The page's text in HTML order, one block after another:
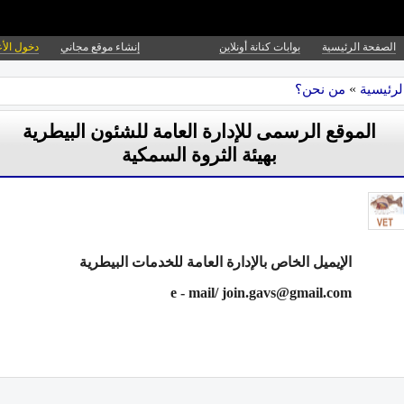
الصفحة الرئيسية بوابات كنانة أونلاين إنشاء موقع مجاني دخول
» من نحن؟
الموقع الرسمى للإدارة العامة للشئون البيطرية
بهيئة الثروة السمكية
الإيميل الخاص بالإدارة العامة للخدمات البيطرية
e - mail/join.gavs@gmail.com